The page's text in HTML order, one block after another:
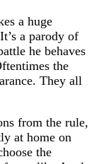
a huge
a parody of
he behaves
the
They all
from the rule,
at home on
the